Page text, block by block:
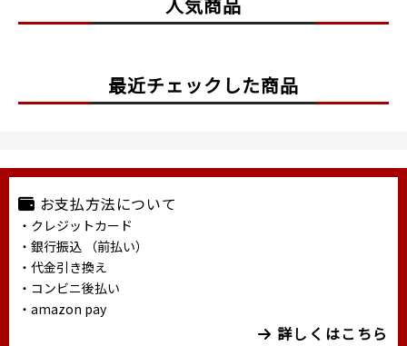
最近チェックした商品
お支払方法について
・クレジットカード
・銀行振込 （前払い）
・代金引き換え
・コンビニ後払い
・amazon pay
詳しくはこちら